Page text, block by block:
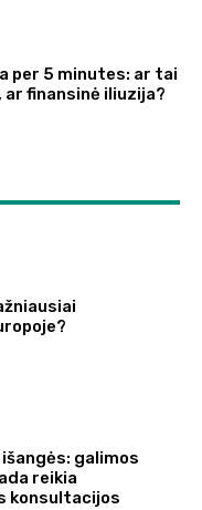
per 5 minutes: ar tai
finansinė iliuzija?
galimos
reikia
konsultacijos